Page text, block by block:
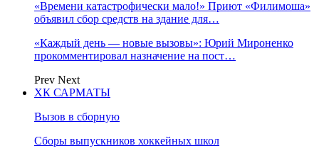
«Времени катастрофически мало!» Приют «Филимоша»
объявил сбор средств на здание для…
«Каждый день — новые вызовы»: Юрий Мироненко
прокомментировал назначение на пост…
Prev Next
ХК САРМАТЫ
Вызов в сборную
Сборы выпускников хоккейных школ